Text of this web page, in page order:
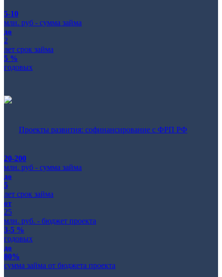
5-10
млн. руб - сумма займа
до
2
лет срок займа
5 %
годовых
Проекты развития: софинансирование с ФРП РФ
20-200
млн. руб - сумма займа
до
5
лет срок займа
от
25
млн. руб. - бюджет проекта
3-5 %
годовых
до
80%
сумма займа от бюджета проекта